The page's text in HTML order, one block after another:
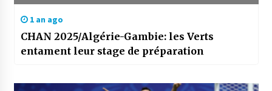
1 an ago
CHAN 2025/Algérie-Gambie: les Verts
entament leur stage de préparation